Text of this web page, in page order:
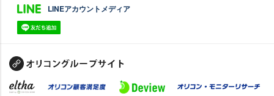
LINEアカウントメディア